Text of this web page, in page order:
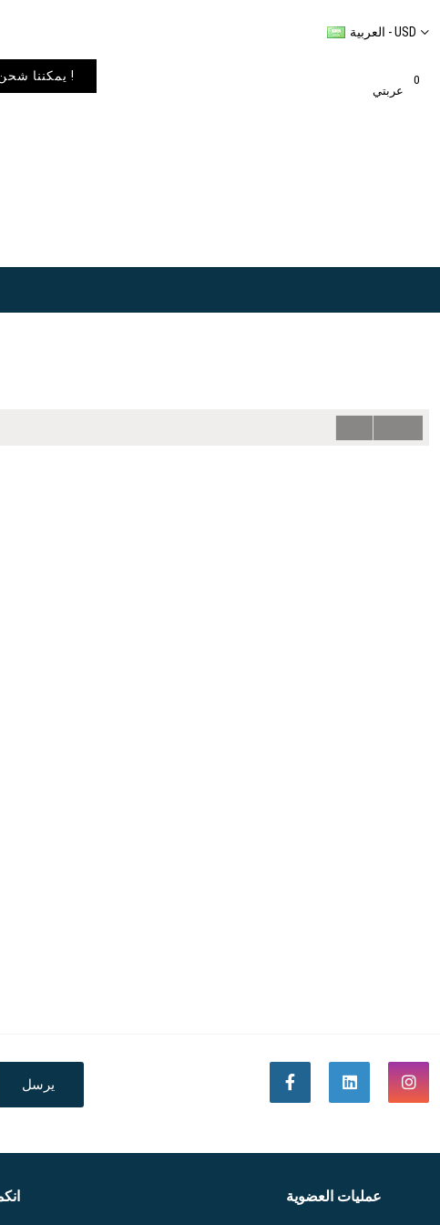
يمكننا شحن المنتجات إلى أي مكان في العالم. يمكنك الاطلاع على خيارات الشحن في عربة التسوق الخاصة بك !
العربية - USD
عربتي
0
يرسل
عمليات العضوية